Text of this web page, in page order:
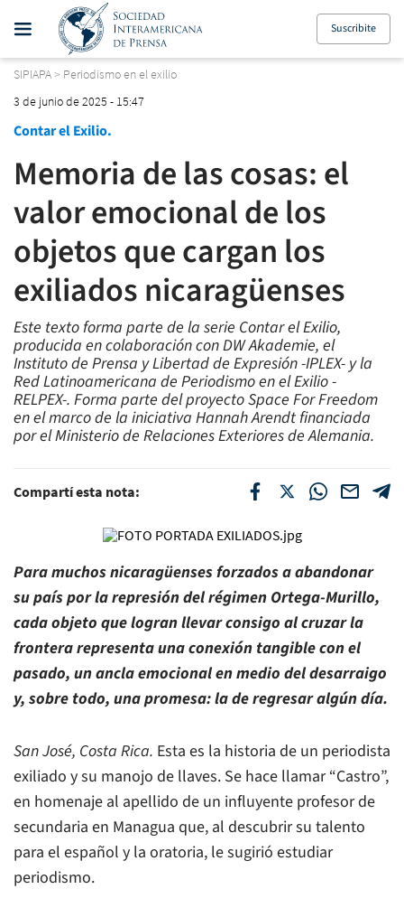
Suscribite
SIPIAPA> Periodismo en el exilio
3 de junio de 2025 - 15:47
Contar el Exilio.
Memoria de las cosas: el
valor emocional de los
objetos que cargan los
exiliados nicaragüenses
Este texto forma parte de la serie Contar el Exilio,
producida en colaboración con DW Akademie, el
Instituto de Prensa y Libertad de Expresión -IPLEX- y la
Red Latinoamericana de Periodismo en el Exilio -
RELPEX-. Forma parte del proyecto Space For Freedom
en el marco de la iniciativa Hannah Arendt financiada
por el Ministerio de Relaciones Exteriores de Alemania.
Compartí esta nota:
Para muchos nicaragüenses forzados a abandonar
su país por la represión del régimen Ortega-Murillo,
cada objeto que logran llevar consigo al cruzar la
frontera representa una conexión tangible con el
pasado, un ancla emocional en medio del desarraigo
y, sobre todo, una promesa: la de regresar algún día.
San José, Costa Rica. Esta es la historia de un periodista
exiliado y su manojo de llaves. Se hace llamar “Castro”,
en homenaje al apellido de un influyente profesor de
secundaria en Managua que, al descubrir su talento
para el español y la oratoria, le sugirió estudiar
periodismo.